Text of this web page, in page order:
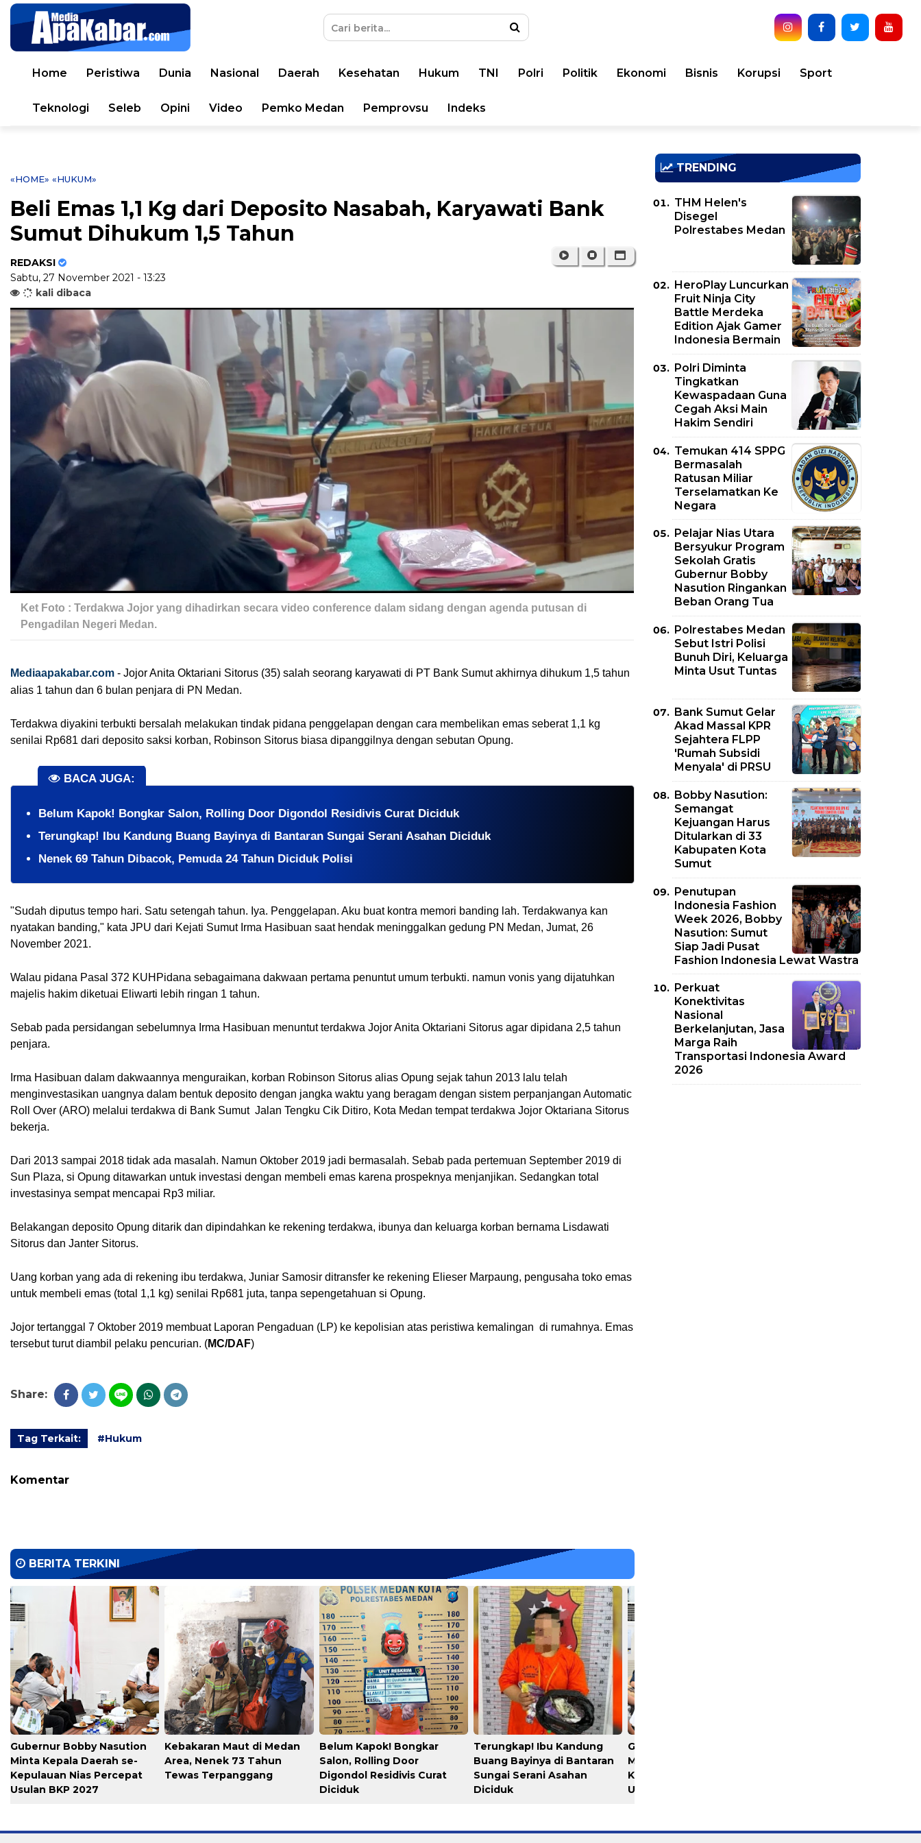
Home Peristiwa Dunia Nasional Daerah Kesehatan Hukum TNI Polri Politik Ekonomi Bisnis Korupsi Sport
Teknologi Seleb Opini Video Pemko Medan Pemprovsu Indeks
«HOME» «HUKUM»
Beli Emas 1,1 Kg dari Deposito Nasabah, Karyawati Bank
Sumut Dihukum 1,5 Tahun
REDAKSI
Sabtu, 27 November 2021 - 13:23
kali dibaca
Ket Foto : Terdakwa Jojor yang dihadirkan secara video conference dalam sidang dengan agenda putusan di
Pengadilan Negeri Medan.
Mediaapakabar.com - Jojor Anita Oktariani Sitorus (35) salah seorang karyawati di PT Bank Sumut akhirnya dihukum 1,5 tahun
alias 1 tahun dan 6 bulan penjara di PN Medan.
Terdakwa diyakini terbukti bersalah melakukan tindak pidana penggelapan dengan cara membelikan emas seberat 1,1 kg
senilai Rp681 dari deposito saksi korban, Robinson Sitorus biasa dipanggilnya dengan sebutan Opung.
BACA JUGA:
Belum Kapok! Bongkar Salon, Rolling Door Digondol Residivis Curat Diciduk
Terungkap! Ibu Kandung Buang Bayinya di Bantaran Sungai Serani Asahan Diciduk
Nenek 69 Tahun Dibacok, Pemuda 24 Tahun Diciduk Polisi
"Sudah diputus tempo hari. Satu setengah tahun. Iya. Penggelapan. Aku buat kontra memori banding lah. Terdakwanya kan
nyatakan banding," kata JPU dari Kejati Sumut Irma Hasibuan saat hendak meninggalkan gedung PN Medan, Jumat, 26
November 2021.
Walau pidana Pasal 372 KUHPidana sebagaimana dakwaan pertama penuntut umum terbukti. namun vonis yang dijatuhkan
majelis hakim diketuai Eliwarti lebih ringan 1 tahun.
Sebab pada persidangan sebelumnya Irma Hasibuan menuntut terdakwa Jojor Anita Oktariani Sitorus agar dipidana 2,5 tahun
penjara.
Irma Hasibuan dalam dakwaannya menguraikan, korban Robinson Sitorus alias Opung sejak tahun 2013 lalu telah
menginvestasikan uangnya dalam bentuk deposito dengan jangka waktu yang beragam dengan sistem perpanjangan Automatic
Roll Over (ARO) melalui terdakwa di Bank Sumut  Jalan Tengku Cik Ditiro, Kota Medan tempat terdakwa Jojor Oktariana Sitorus
bekerja.
Dari 2013 sampai 2018 tidak ada masalah. Namun Oktober 2019 jadi bermasalah. Sebab pada pertemuan September 2019 di
Sun Plaza, si Opung ditawarkan untuk investasi dengan membeli emas karena prospeknya menjanjikan. Sedangkan total
investasinya sempat mencapai Rp3 miliar.
Belakangan deposito Opung ditarik dan dipindahkan ke rekening terdakwa, ibunya dan keluarga korban bernama Lisdawati
Sitorus dan Janter Sitorus.
Uang korban yang ada di rekening ibu terdakwa, Juniar Samosir ditransfer ke rekening Elieser Marpaung, pengusaha toko emas
untuk membeli emas (total 1,1 kg) senilai Rp681 juta, tanpa sepengetahuan si Opung.
Jojor tertanggal 7 Oktober 2019 membuat Laporan Pengaduan (LP) ke kepolisian atas peristiwa kemalingan  di rumahnya. Emas
tersebut turut diambil pelaku pencurian. (MC/DAF)
Share:
Tag Terkait: #Hukum
Komentar
BERITA TERKINI
Gubernur Bobby Nasution
Minta Kepala Daerah se-
Kepulauan Nias Percepat
Usulan BKP 2027
Kebakaran Maut di Medan
Area, Nenek 73 Tahun
Tewas Terpanggang
Belum Kapok! Bongkar
Salon, Rolling Door
Digondol Residivis Curat
Diciduk
Terungkap! Ibu Kandung
Buang Bayinya di Bantaran
Sungai Serani Asahan
Diciduk
Gubernur Bobby Nasution
Minta Kepala Daerah se-
Kepulauan Nias Percepat
Usulan BKP 2027
TRENDING
THM Helen's
Disegel
Polrestabes Medan
HeroPlay Luncurkan
Fruit Ninja City
Battle Merdeka
Edition Ajak Gamer
Indonesia Bermain
Polri Diminta
Tingkatkan
Kewaspadaan Guna
Cegah Aksi Main
Hakim Sendiri
Temukan 414 SPPG
Bermasalah
Ratusan Miliar
Terselamatkan Ke
Negara
Pelajar Nias Utara
Bersyukur Program
Sekolah Gratis
Gubernur Bobby
Nasution Ringankan
Beban Orang Tua
Polrestabes Medan
Sebut Istri Polisi
Bunuh Diri, Keluarga
Minta Usut Tuntas
Bank Sumut Gelar
Akad Massal KPR
Sejahtera FLPP
'Rumah Subsidi
Menyala' di PRSU
Bobby Nasution:
Semangat
Kejuangan Harus
Ditularkan di 33
Kabupaten Kota
Sumut
Penutupan
Indonesia Fashion
Week 2026, Bobby
Nasution: Sumut
Siap Jadi Pusat
Fashion Indonesia Lewat Wastra
Perkuat
Konektivitas
Nasional
Berkelanjutan, Jasa
Marga Raih
Transportasi Indonesia Award
2026